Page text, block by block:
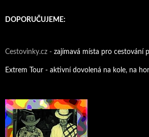
DOPORUČUJEME:
Cestovinky.cz - zajímavá místa pro cestování
Extrem Tour - aktivní dovolená na kole, na